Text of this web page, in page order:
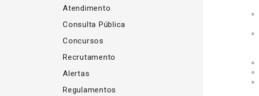
Atendimento
Consulta Pública
Concursos
Recrutamento
Alertas
Regulamentos